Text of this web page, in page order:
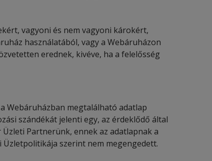
vagyoni és nem vagyoni károkért,
használatából, vagy a Webáruházon
erednek, kivéve, ha a felelősség
Webáruházban megtalálható adatlap
szándékát jelenti egy, az érdeklődő által
Partnerünk, ennek az adatlapnak a
Üzletpolitikája szerint nem megengedett.